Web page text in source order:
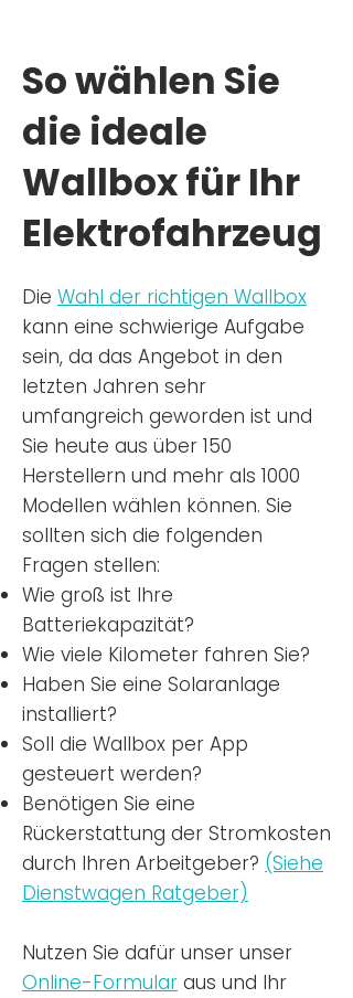
So wählen Sie
die ideale
Wallbox für Ihr
Elektrofahrzeug
Die Wahl der richtigen Wallbox
kann eine schwierige Aufgabe
sein, da das Angebot in den
letzten Jahren sehr
umfangreich geworden ist und
Sie heute aus über 150
Herstellern und mehr als 1000
Modellen wählen können. Sie
sollten sich die folgenden
Fragen stellen:
Wie groß ist Ihre
Batteriekapazität?
Wie viele Kilometer fahren Sie?
Haben Sie eine Solaranlage
installiert?
Soll die Wallbox per App
gesteuert werden?
Benötigen Sie eine
Rückerstattung der Stromkosten
durch Ihren Arbeitgeber? (Siehe
Dienstwagen Ratgeber)
Nutzen Sie dafür unser unser
Online-Formular aus und Ihr